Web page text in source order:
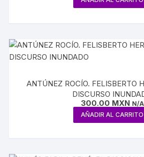
ANTÚNEZ ROCÍO. FELISBERTO
DISCURSO
300.00 MXN N/A
AÑADIR AL CARRITO